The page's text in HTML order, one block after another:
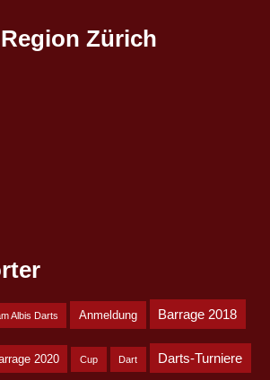
Zürich
Albis Darts Anmeldung Barrage 2018
2020 Cup Dart Darts-Turniere